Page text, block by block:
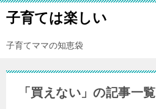
子育ては楽しい
子育てママの知恵袋
「買えない」の記事一覧